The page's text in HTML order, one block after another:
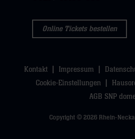
Online Tickets bestellen
Kontakt Impressum
Cookie-Einstellungen
AGB SNP
Copyright © 2026 Rhein-